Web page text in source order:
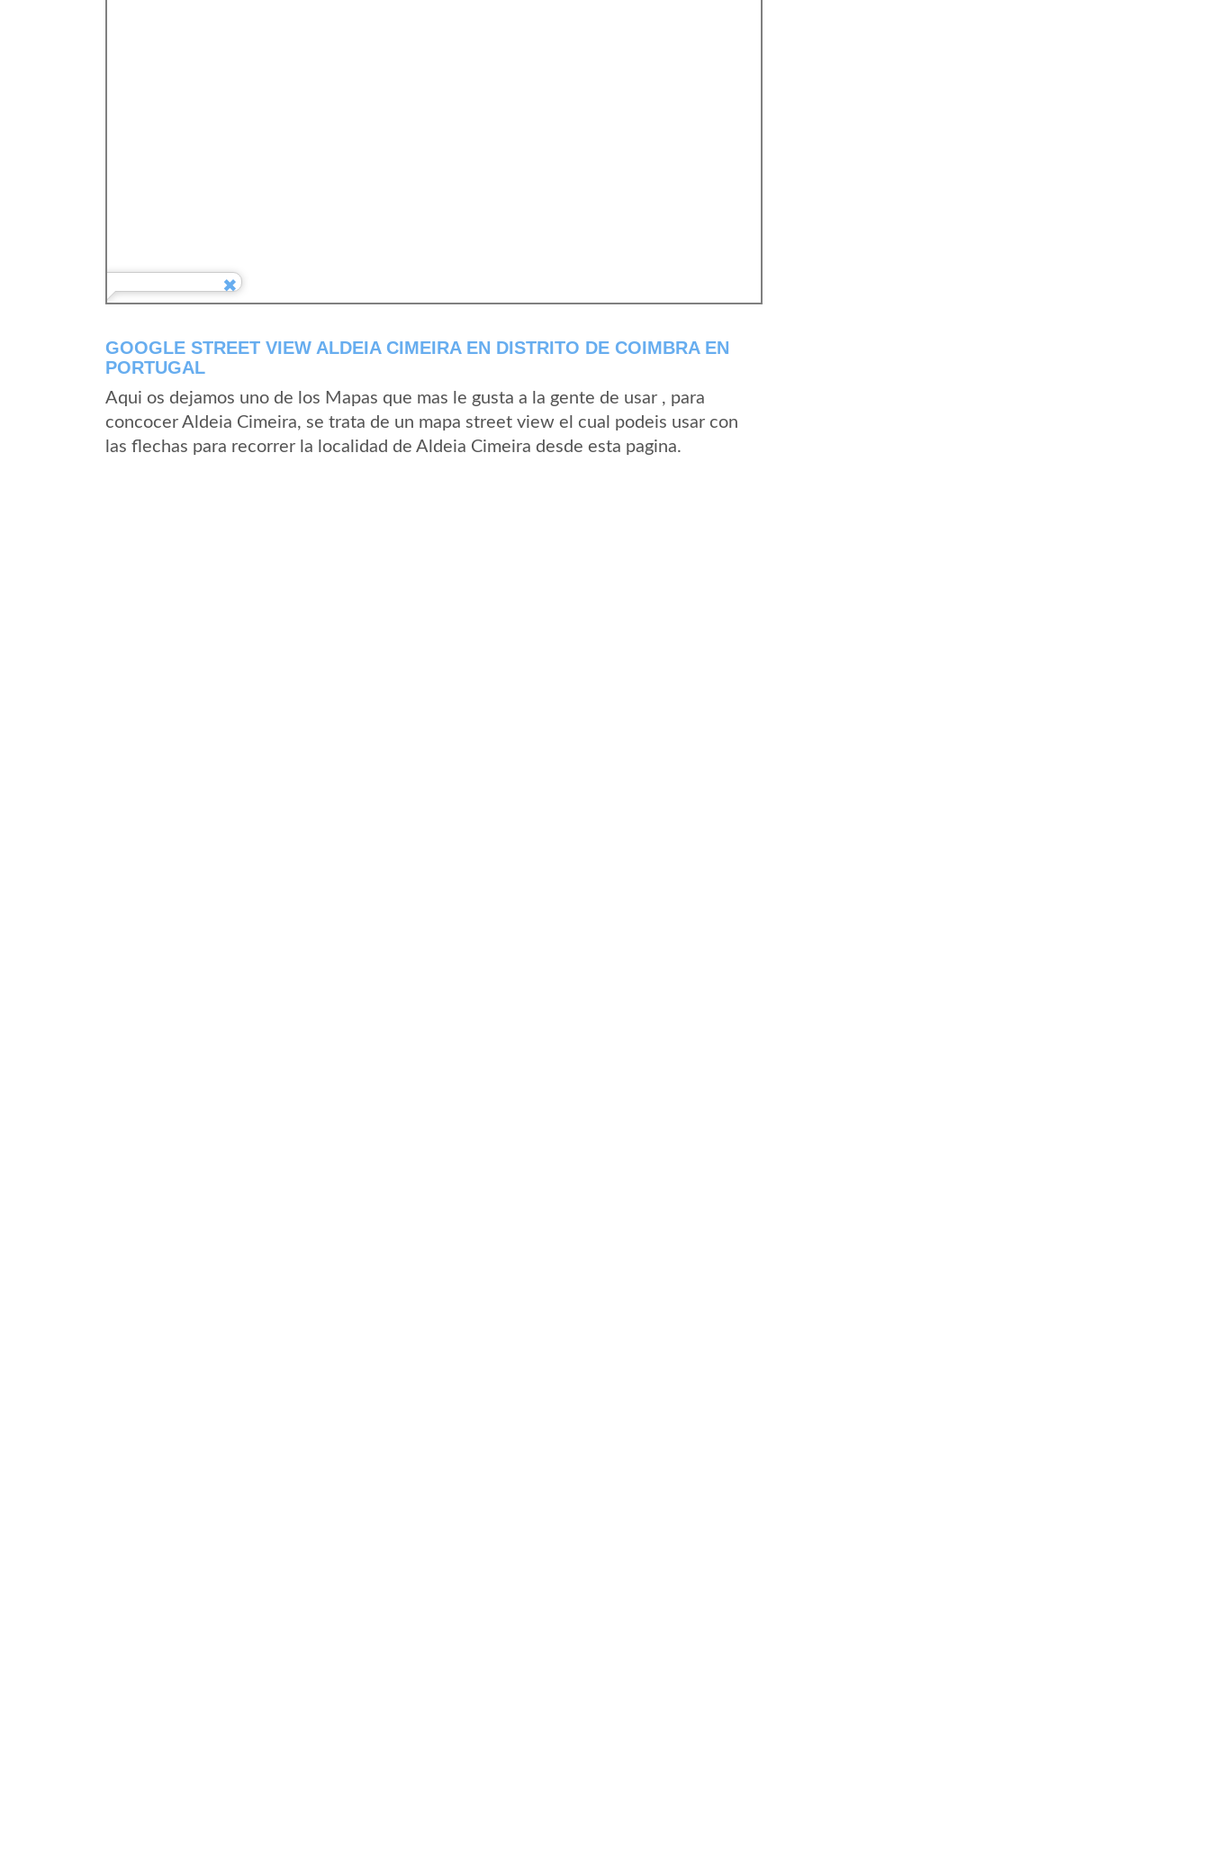
GOOGLE STREET VIEW ALDEIA CIMEIRA EN DISTRITO DE COIMBRA EN
PORTUGAL
Aqui os dejamos uno de los Mapas que mas le gusta a la gente de usar , para
concocer Aldeia Cimeira, se trata de un mapa street view el cual podeis usar con
las flechas para recorrer la localidad de Aldeia Cimeira desde esta pagina.